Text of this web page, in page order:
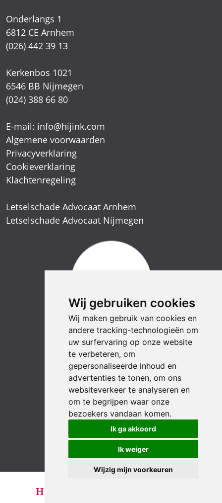
Wij gebruiken cookies
Wij maken gebruik van cookies en
andere tracking-technologieën om
uw surfervaring op onze website
te verbeteren, om
gepersonaliseerde inhoud en
advertenties te tonen, om ons
websiteverkeer te analyseren en
om te begrijpen waar onze
bezoekers vandaan komen.
Ik ga akkoord
Ik weiger
Wijzig mijn voorkeuren
Onderlangs 1
6812 CE Arnhem
(026) 442 39 13
Kerkenbos 1021
6546 BB Nijmegen
(024) 388 66 80
E-mail: info@hijink.com
Algemene voorwaarden
Privacyverklaring
Cookieverklaring
Klachtenregeling
Letselschade Advocaat Arnhem
Letselschade Advocaat Nijmegen
LinkedIn YouTube InstagramFacebook